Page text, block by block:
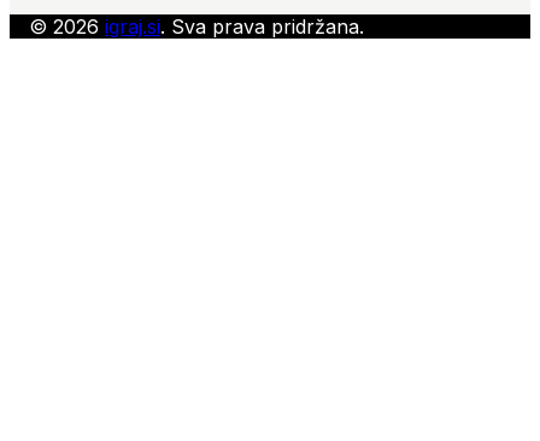
© 2026 igraj.si. Sva prava pridržana.